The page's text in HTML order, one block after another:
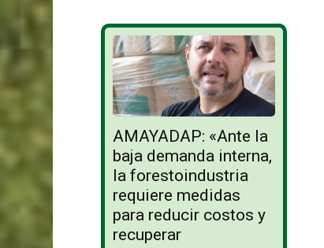
AMAYADAP: «Ante la
baja demanda interna,
la forestoindustria
requiere medidas
para reducir costos y
recuperar